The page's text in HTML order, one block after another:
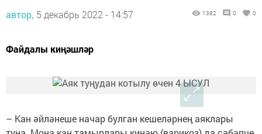
автор, 5 декабрь 2022 - 14:57 1382 0 0
Файдалы киңәшләр
– Кан әйләнеше начар булган кешеләрнең аяклары